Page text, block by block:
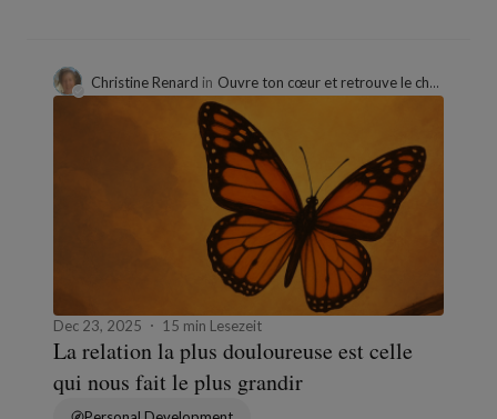
Christine Renard in Ouvre ton cœur et retrouve le chemin de soi
Dec 23, 2025 15 min Lesezeit
La relation la plus douloureuse est celle
qui nous fait le plus grandir